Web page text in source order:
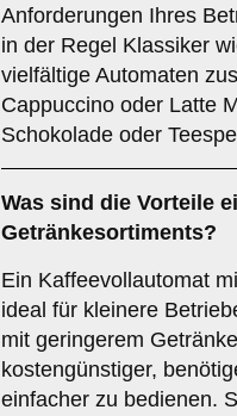
Anforderungen Ihres
in der Regel Klassiker
vielfältige Automaten
Cappuccino oder Latte
Schokolade oder
Was sind die Vorteile
Getränkesortiments?
Ein Kaffeevollautomat
ideal für kleinere
mit geringerem
kostengünstiger,
einfacher zu bedienen.